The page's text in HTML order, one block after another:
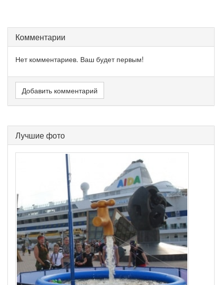
Комментарии
Нет комментариев. Ваш будет первым!
Добавить комментарий
Лучшие фото